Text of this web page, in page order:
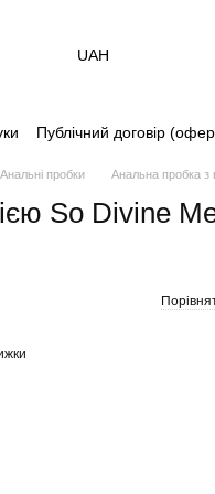
UAH
Публічний договір
Анальні пробки Анальна пробка з
So Divine